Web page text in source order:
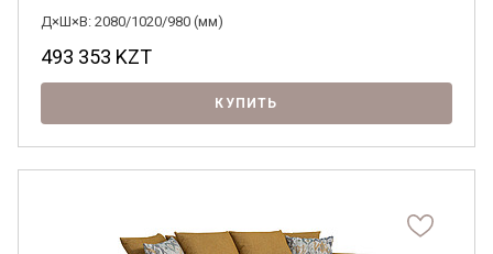
Д×Ш×В: 2080/1020/980 (мм)
493 353 KZT
КУПИТЬ